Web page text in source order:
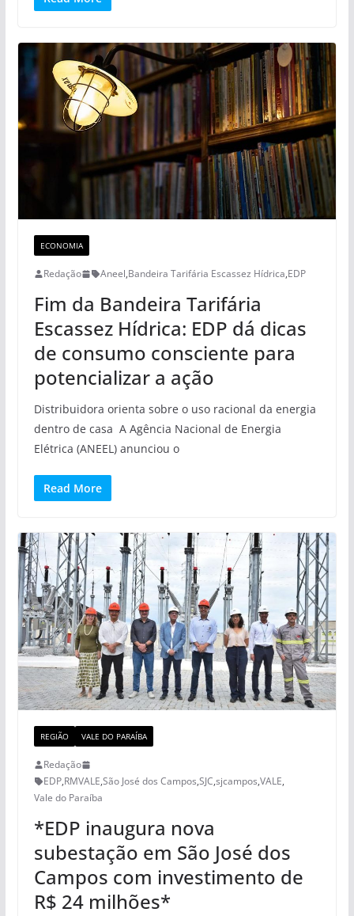
ECONOMIA
Redação Aneel,Bandeira Tarifária Escassez Hídrica,EDP
Fim da Bandeira Tarifária
Escassez Hídrica: EDP dá dicas
de consumo consciente para
potencializar a ação
Distribuidora orienta sobre o uso racional da energia
dentro de casa A Agência Nacional de Energia
Elétrica (ANEEL) anunciou o
Read More
REGIÃO VALE DO PARAÍBA
Redação
EDP,RMVALE,São José dos Campos,SJC,sjcampos,VALE,
Vale do Paraíba
*EDP inaugura nova
subestação em São José dos
Campos com investimento de
R$ 24 milhões*